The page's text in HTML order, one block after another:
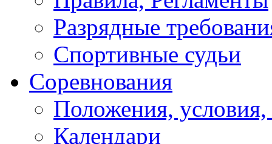
Разрядные
Спортивные судьи
Соревнования
Положения, условия,
Календари